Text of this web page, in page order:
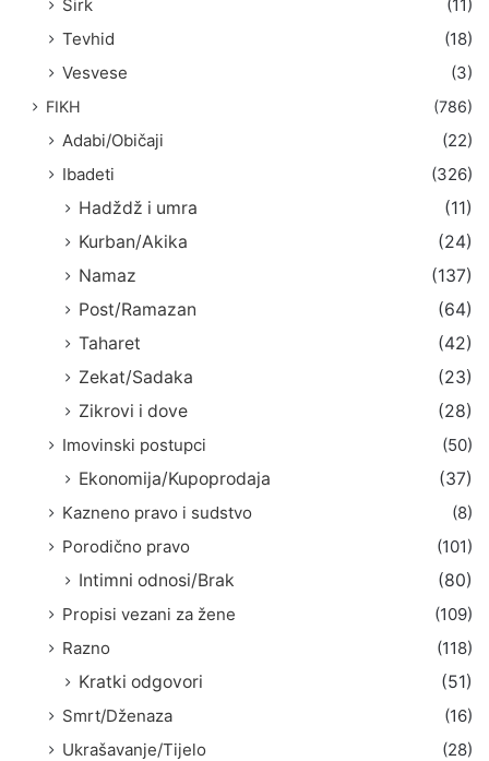
Širk
(11)
Tevhid
(18)
Vesvese
(3)
FIKH (786)
Adabi/Običaji
(22)
Ibadeti
(326)
Hadždž i umra
(11)
Kurban/Akika
(24)
Namaz
(137)
Post/Ramazan
(64)
Taharet
(42)
Zekat/Sadaka
(23)
Zikrovi i dove
(28)
Imovinski postupci
(50)
Ekonomija/Kupoprodaja
(37)
Kazneno pravo i sudstvo
(8)
Porodično pravo
(101)
Intimni odnosi/Brak
(80)
Propisi vezani za žene
(109)
Razno
(118)
Kratki odgovori
(51)
Smrt/Dženaza
(16)
Ukrašavanje/Tijelo
(28)